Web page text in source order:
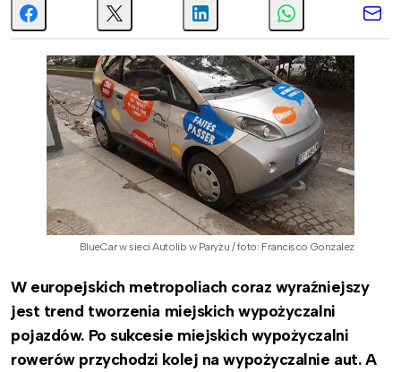
BlueCar w sieci Autolib w Paryżu / foto: Francisco Gonzalez
W europejskich metropoliach coraz wyraźniejszy
jest trend tworzenia miejskich wypożyczalni
pojazdów. Po sukcesie miejskich wypożyczalni
rowerów przychodzi kolej na wypożyczalnie aut. A